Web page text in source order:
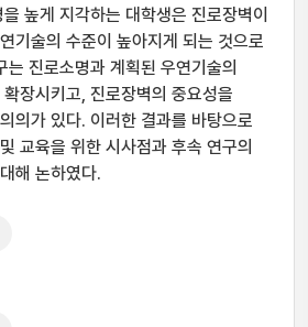
높게 지각하는 대학생은 진로장벽이
기술의 수준이 높아지게 되는 것으로
는 진로소명과 계획된 우연기술의
장시키고, 진로장벽의 중요성을
의가 있다. 이러한 결과를 바탕으로
교육을 위한 시사점과 후속 연구의
해 논하였다.